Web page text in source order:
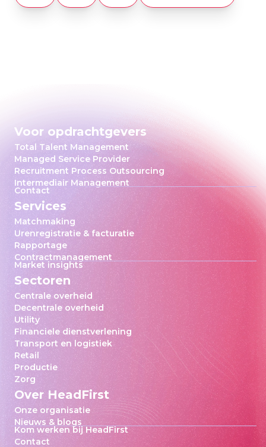
Voor opdrachtgevers
Total Talent Management
Managed Service Provider
Recruitment Process Outsourcing
Intermediair Management
Contact
Services
Matchmaking
Urenregistratie & facturatie
Rapportage
Contractmanagement
Market insights
Sectoren
Centrale overheid
Decentrale overheid
Utility
Financiele dienstverlening
Transport en logistiek
Retail
Productie
Zorg
Over HeadFirst
Onze organisatie
Nieuws & blogs
Kom werken bij HeadFirst
Contact